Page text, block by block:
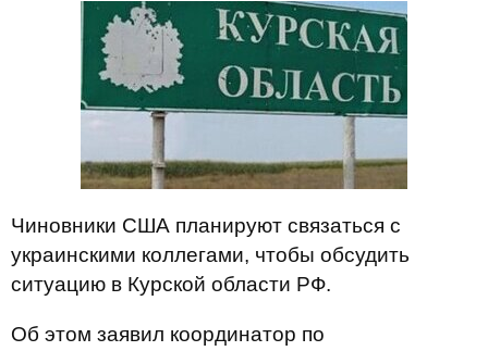
Чиновники США планируют связаться с
украинскими коллегами, чтобы обсудить
ситуацию в Курской области РФ.
Об этом заявил координатор по